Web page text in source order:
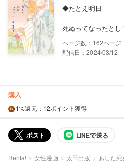
◆たとえ明日
死ぬってなったとし
162
配信日：2024/03/12
購入
1%還元 ：12ポイント獲得
ポスト LINEで送る
Renta! 女性漫画 太田出版 あした死